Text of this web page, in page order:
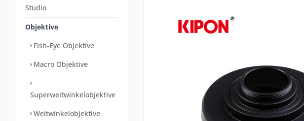
Studio
Objektive
Fish-Eye Objektive
Macro Objektive
Superweitwinkelobjektive
Weitwinkelobjektive